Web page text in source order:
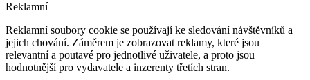
Reklamní
Reklamní soubory cookie se používají ke sledování návštěvníků a
jejich chování. Záměrem je zobrazovat reklamy, které jsou
relevantní a poutavé pro jednotlivé uživatele, a proto jsou
hodnotnější pro vydavatele a inzerenty třetích stran.